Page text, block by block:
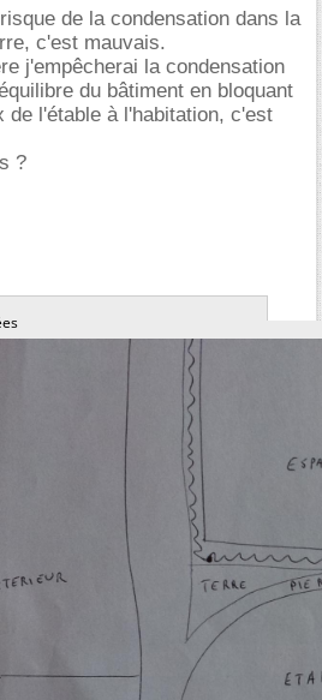
de la condensation dans la
c'est mauvais.
j'empêcherai la condensation
du bâtiment en bloquant
de l'étable à l'habitation, c'est
?